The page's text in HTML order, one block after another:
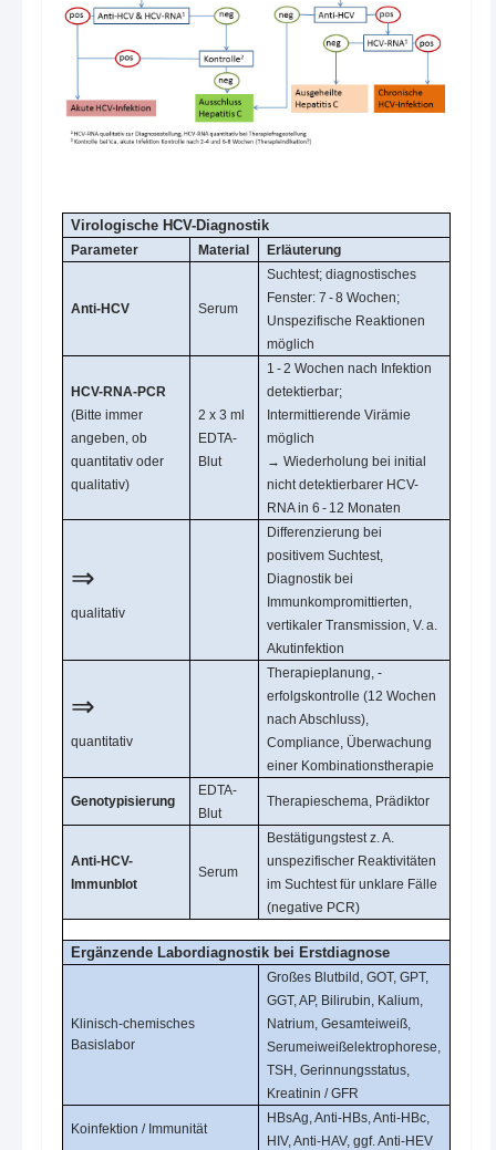
Virologische HCV-Diagnostik
Parameter
Material Erläuterung
Anti-HCV Serum
Suchtest; diagnostisches
Fenster: 7 - 8 Wochen;
Unspezifische Reaktionen
möglich
HCV-RNA-PCR
(Bitte immer
angeben, ob
quantitativ oder
qualitativ)
2 x 3 ml
EDTA-
Blut
1 - 2 Wochen nach Infektion
detektierbar;
Intermittierende Virämie
möglich
→ Wiederholung bei initial
nicht detektierbarer HCV-
RNA in 6 - 12 Monaten
⇒
qualitativ
Differenzierung bei
positivem Suchtest,
Diagnostik bei
Immunkompromittierten,
vertikaler Transmission, V. a.
Akutinfektion
⇒
quantitativ
Therapieplanung, -
erfolgskontrolle (12 Wochen
nach Abschluss),
Compliance, Überwachung
einer Kombinationstherapie
Genotypisierung
EDTA-
Blut
Therapieschema, Prädiktor
Anti-HCV-
Immunblot
Serum
Bestätigungstest z. A.
unspezifischer Reaktivitäten
im Suchtest für unklare Fälle
(negative PCR)
Ergänzende Labordiagnostik bei Erstdiagnose
Klinisch-chemisches
Basislabor
Großes Blutbild, GOT, GPT,
GGT, AP, Bilirubin, Kalium,
Natrium, Gesamteiweiß,
Serumeiweißelektrophorese,
TSH, Gerinnungsstatus,
Kreatinin / GFR
Koinfektion / Immunität
HBsAg, Anti-HBs, Anti-HBc,
HIV, Anti-HAV, ggf. Anti-HEV